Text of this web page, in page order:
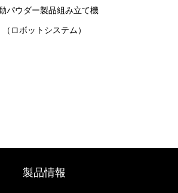
パウダー製品組み立て機
（ロボットシステム）
製品情報